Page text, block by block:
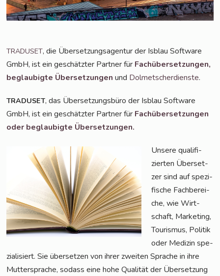
TRADUSET, die Über­set­zungs­agen­tur der Isblau Soft­ware
GmbH, ist ein geschätz­ter Part­ner für Fach­über­set­zun­gen,
beglau­big­te Über­set­zun­gen und Dol­met­scher­diens­te.
TRADUSET, das Über­set­zungs­bü­ro der Isblau Soft­ware
GmbH, ist ein geschätz­ter Part­ner für Fach­über­set­zun­gen
oder beglau­big­te Übersetzungen.
Unse­re qua­li­fi­
zier­ten Über­set­
zer sind auf spe­zi­
fi­sche Fach­be­rei­
che, wie Wirt­
schaft, Mar­ke­ting,
Tou­ris­mus, Poli­tik
oder Medi­zin spe­
zia­li­siert. Sie über­set­zen von ihrer zwei­ten Spra­che in ihre
Mut­ter­spra­che, sodass eine hohe Qua­li­tät der Über­set­zung